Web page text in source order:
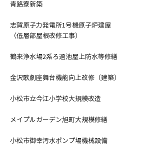
青路寮新築
志賀原子力発電所1号機原子炉建屋
（低層部屋根改修工事）
鶴来浄水場2系ろ過池屋上防水等修繕
金沢歌劇座舞台機能向上改修（建築）
小松市立今江小学校大規模改造
メイプルガーデン旭町大規模修繕
小松市御幸汚水ポンプ場機械設備